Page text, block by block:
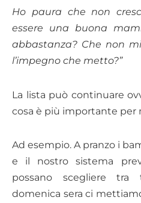
Ho paura che non
essere una buona
abbastanza? Che non
l’impegno che metto?”
La lista può continuare
cosa è più importante per
Ad esempio. A pranzo i
e il nostro sistema
possano scegliere
domenica sera ci